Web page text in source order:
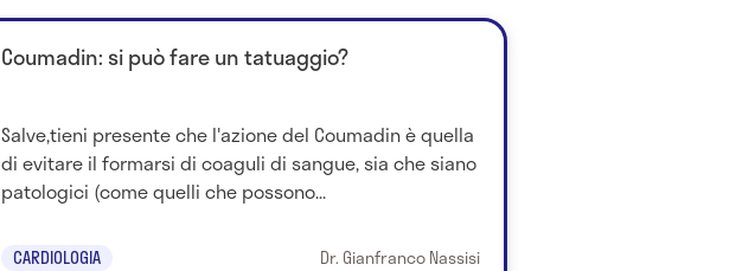
Coumadin: si può fare un tatuaggio?
Salve,tieni presente che l'azione del Coumadin è quella
di evitare il formarsi di coaguli di sangue, sia che siano
patologici (come quelli che possono...
CARDIOLOGIA Dr. Gianfranco Nassisi